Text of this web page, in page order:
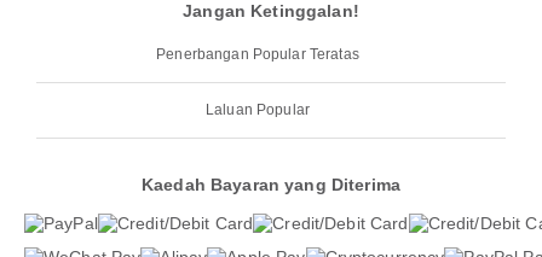
Jangan Ketinggalan!
Penerbangan Popular Teratas
Laluan Popular
Kaedah Bayaran yang Diterima